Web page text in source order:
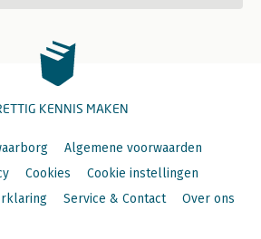
KENNIS MAKEN
Algemene voorwaarden
Cookies
Cookie instellingen
Service & Contact Over ons